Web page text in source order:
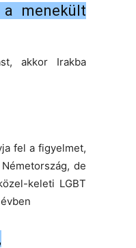
menekült
akkor Irakba
fel a figyelmet,
de
keleti LGBT